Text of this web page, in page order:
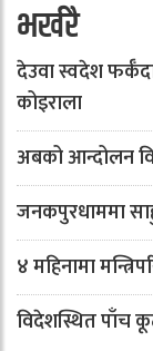
भर्खरै
देउवा स्वदेश
कोइराला
अबको आन्दोलन
जनकपुरधाममा
४ महिनामा
विदेशस्थित पाँच